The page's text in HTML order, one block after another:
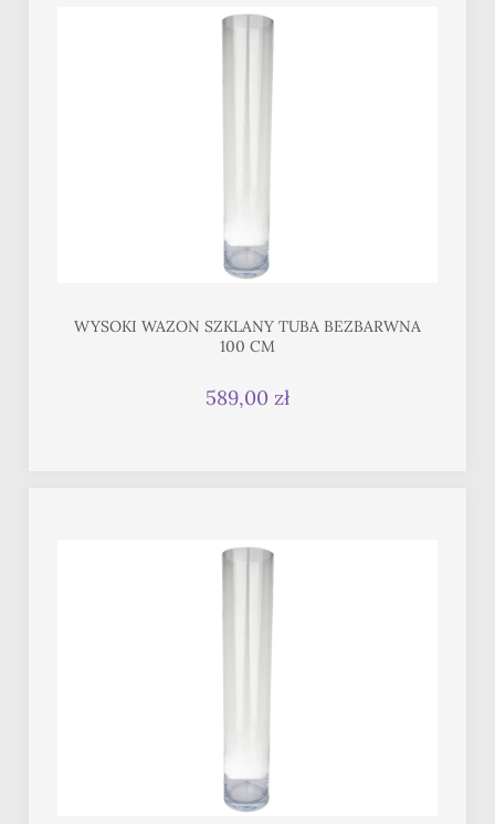
WYSOKI WAZON SZKLANY TUBA BEZBARWNA
100 CM
589,00 zł